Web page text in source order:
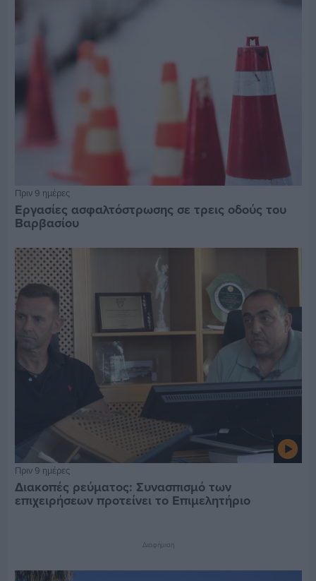
Πριν 9 ημέρες
Εργασίες ασφαλτόστρωσης σε τρεις οδούς του
Βαρβασίου
Πριν 9 ημέρες
Διακοπές ρεύματος: Συνασπισμό των
επιχειρήσεων προτείνει το Επιμελητήριο
Διαφήμιση